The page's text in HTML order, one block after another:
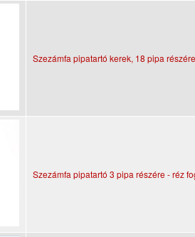
Szezámfa pipatartó kerek, 18 pipa részére
Szezámfa pipatartó 3 pipa részére - réz